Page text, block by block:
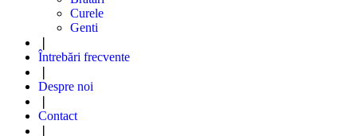
Curele
Genti
Întrebări frecvente
Despre noi
Contact